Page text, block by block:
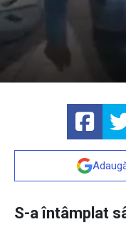
S-a întâmplat